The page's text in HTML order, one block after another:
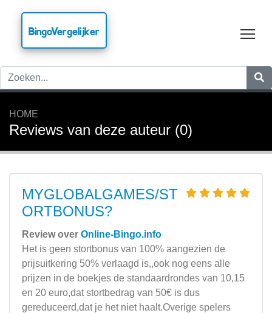
BingoVergelijker
HOME
Reviews van deze auteur (0)
MYGLOBALGAMES/ST
ORTBONUS?
Review over Online-Bingo.info
Het is geen stortbonus van 100% aangezien de
prijsuitkering 50% verlaagd is,,ook nog eens alle
prijzen in de boekjes de standaardrondes van 10,15
en 20 euro,dat stortbedrag van 50€ is dus
gereduceerd,dat je het niet haalt.Overige spelers